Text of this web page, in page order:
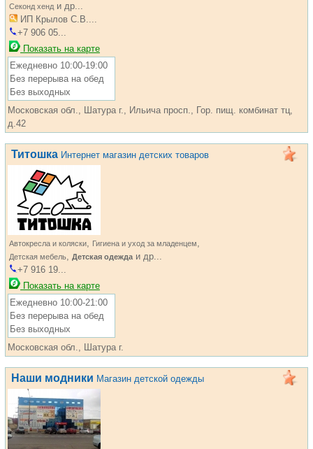
Секонд хенди др...
ИП Крылов С.В....
+7 906 05...
Показать на карте
Ежедневно 10:00-19:00
Без перерыва на обед
Без выходных
Московская обл., Шатура г., Ильича просп., Гор. пищ. комбинат тц,
д.42
Титошка Интернет магазин детских товаров
Автокресла и коляски, Гигиена и уход за младенцем,
Детская мебель, Детская одеждаи др...
+7 916 19...
Показать на карте
Ежедневно 10:00-21:00
Без перерыва на обед
Без выходных
Московская обл., Шатура г.
Наши модники Магазин детской одежды